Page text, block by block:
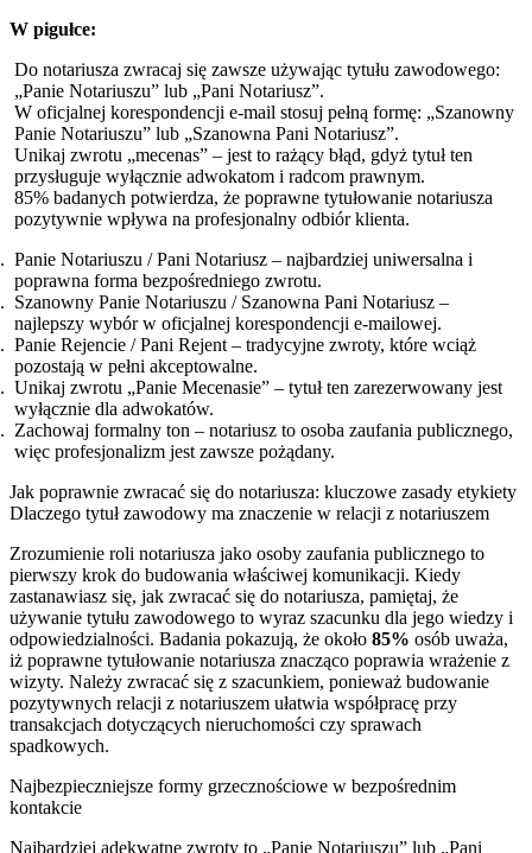
W pigułce:
Do notariusza zwracaj się zawsze używając tytułu zawodowego:
„Panie Notariuszu” lub „Pani Notariusz”.
W oficjalnej korespondencji e-mail stosuj pełną formę: „Szanowny
Panie Notariuszu” lub „Szanowna Pani Notariusz”.
Unikaj zwrotu „mecenas” – jest to rażący błąd, gdyż tytuł ten
przysługuje wyłącznie adwokatom i radcom prawnym.
85% badanych potwierdza, że poprawne tytułowanie notariusza
pozytywnie wpływa na profesjonalny odbiór klienta.
Panie Notariuszu / Pani Notariusz – najbardziej uniwersalna i
poprawna forma bezpośredniego zwrotu.
Szanowny Panie Notariuszu / Szanowna Pani Notariusz –
najlepszy wybór w oficjalnej korespondencji e-mailowej.
Panie Rejencie / Pani Rejent – tradycyjne zwroty, które wciąż
pozostają w pełni akceptowalne.
Unikaj zwrotu „Panie Mecenasie” – tytuł ten zarezerwowany jest
wyłącznie dla adwokatów.
Zachowaj formalny ton – notariusz to osoba zaufania publicznego,
więc profesjonalizm jest zawsze pożądany.
Jak poprawnie zwracać się do notariusza: kluczowe zasady etykiety
Dlaczego tytuł zawodowy ma znaczenie w relacji z notariuszem
Zrozumienie roli notariusza jako osoby zaufania publicznego to
pierwszy krok do budowania właściwej komunikacji. Kiedy
zastanawiasz się, jak zwracać się do notariusza, pamiętaj, że
używanie tytułu zawodowego to wyraz szacunku dla jego wiedzy i
odpowiedzialności. Badania pokazują, że około 85% osób uważa,
iż poprawne tytułowanie notariusza znacząco poprawia wrażenie z
wizyty. Należy zwracać się z szacunkiem, ponieważ budowanie
pozytywnych relacji z notariuszem ułatwia współpracę przy
transakcjach dotyczących nieruchomości czy sprawach
spadkowych.
Najbezpieczniejsze formy grzecznościowe w bezpośrednim
kontakcie
Najbardziej adekwatne zwroty to „Panie Notariuszu” lub „Pani